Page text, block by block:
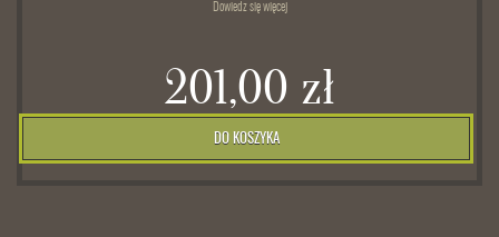
Dowiedz się więcej
201,00 zł
DO KOSZYKA